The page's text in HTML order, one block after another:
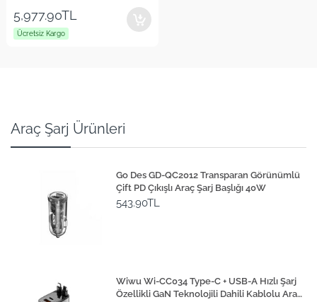
5,977.90TL
Ücretsiz Kargo
Araç Şarj Ürünleri
Go Des GD-QC2012 Transparan Görünümlü
Çift PD Çıkışlı Araç Şarj Başlığı 40W
543.90TL
Wiwu Wi-CC034 Type-C + USB-A Hızlı Şarj
Özellikli GaN Teknolojili Dahili Kablolu Araç